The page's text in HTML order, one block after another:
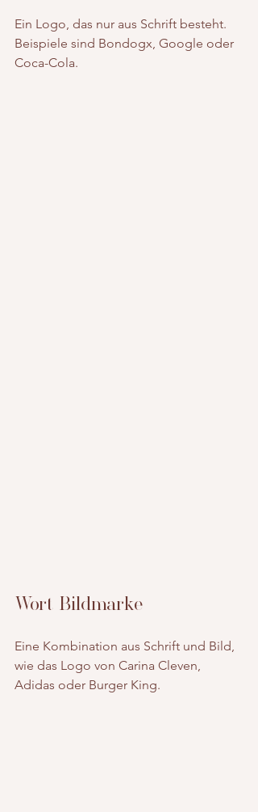
Ein Logo, das nur aus Schrift besteht.
Beispiele sind Bondogx, Google oder
Coca-Cola.
Wort Bildmarke
Eine Kombination aus Schrift und Bild,
wie das Logo von Carina Cleven,
Adidas oder Burger King.